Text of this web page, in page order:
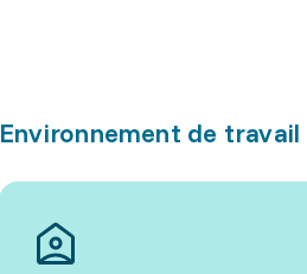
Environnement de travail